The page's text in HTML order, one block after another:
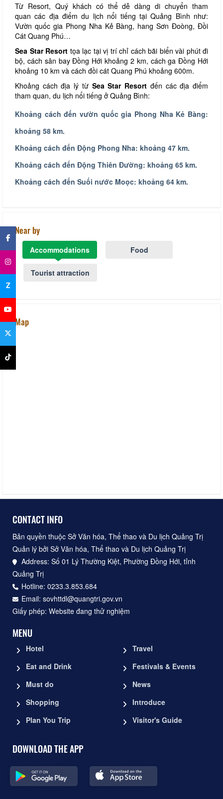
Từ Resort, Quý khách có thể dễ dàng di chuyển tham
quan các địa điểm du lịch nổi tiếng tại Quảng Bình như:
Vườn quốc gia Phong Nha Kẻ Bàng, hang Sơn Đoòng, Đồi
Cát Quang Phú…
Sea Star Resort tọa lạc tại vị trí chỉ cách bãi biển vài phút đi
bộ, cách sân bay Đồng Hới khoảng 2 km, cách ga Đồng Hới
khoảng 10 km và cách đồi cát Quang Phú khoảng 600m.
Khoảng cách địa lý từ Sea Star Resort đến các địa điểm
tham quan, du lịch nổi tiếng ở Quảng Bình:
Khoảng cách đến vườn quốc gia Phong Nha Kẻ Bàng:
khoảng 58 km.
Khoảng cách đến Động Phong Nha: khoảng 47 km.
Khoảng cách đến Động Thiên Đường: khoảng 65 km.
Khoảng cách đến Suối nước Moọc: khoảng 64 km.
Near by
Accommodations Food
Tourist attraction
Map
CONTACT INFO
Bản quyền thuộc Sở Văn hóa, Thể thao và Du lịch Quảng Trị
Quản lý bởi Sở Văn hóa, Thể thao và Du lịch Quảng Trị
Address: Số 01 Lý Thường Kiệt, Phường Đồng Hới, tỉnh
Quảng Trị
Hotline: 0233.3.853.684
Email: sovhttdl@quangtri.gov.vn
Giấy phép: Website đang thử nghiệm
MENU
Hotel
Eat and Drink
Must do
Shopping
Plan You Trip
Travel
Festivals & Events
News
Introduce
Visitor's Guide
DOWNLOAD THE APP
×
Z